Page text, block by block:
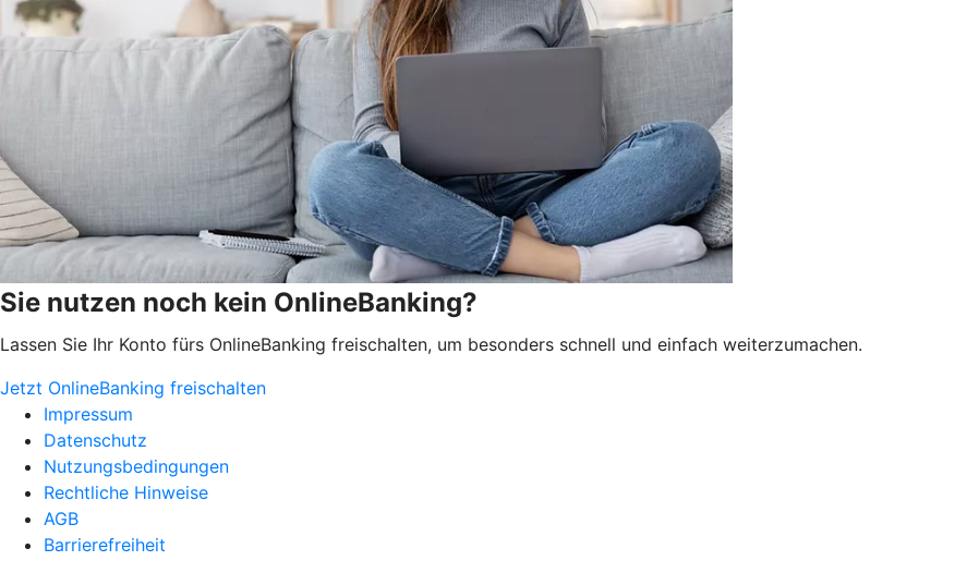
Sie nutzen noch kein OnlineBanking?
Lassen Sie Ihr Konto fürs OnlineBanking freischalten, um besonders schnell und einfach weiterzumachen.
Jetzt OnlineBanking freischalten
Impressum
Datenschutz
Nutzungsbedingungen
Rechtliche Hinweise
AGB
Barrierefreiheit